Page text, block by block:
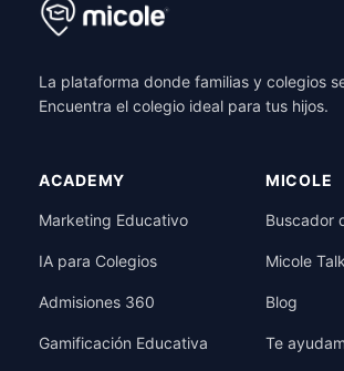
La plataforma donde familias y colegios
Encuentra el colegio ideal para tus hijos.
ACADEMY
Marketing Educativo
IA para Colegios
Admisiones 360
Gamificación Educativa
MICOLE
Buscador
Micole
Blog
Te